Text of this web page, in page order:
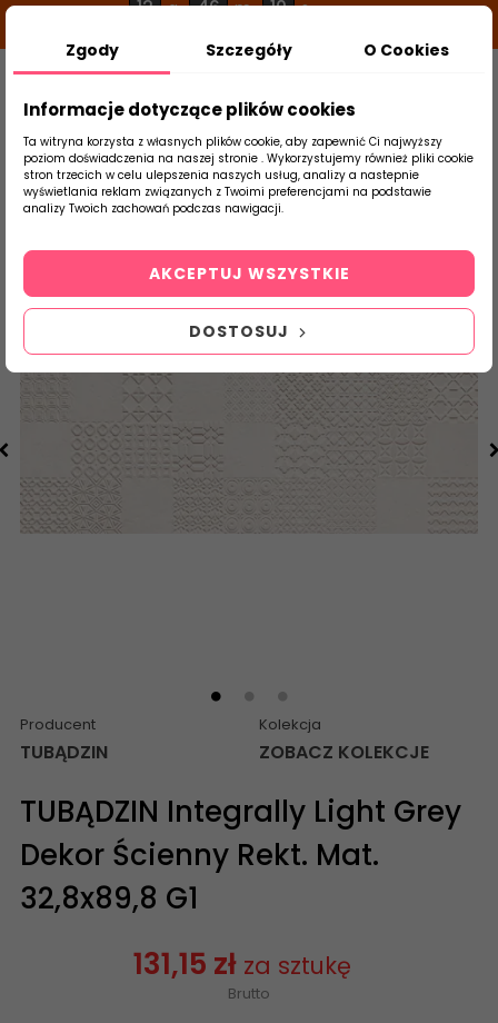
12 g 46 m 09 s
Szukaj
produktu
Strona Główna Płytki Łazienkowe
Producent
TUBĄDZIN
Kolekcja
ZOBACZ KOLEKCJE
TUBĄDZIN Integrally Light Grey
Dekor Ścienny Rekt. Mat.
32,8x89,8 G1
131,15 zł za sztukę
Brutto
Zgody Szczegóły O Cookies
Informacje dotyczące plików cookies
Ta witryna korzysta z własnych plików cookie, aby zapewnić Ci najwyższy
poziom doświadczenia na naszej stronie . Wykorzystujemy również pliki cookie
stron trzecich w celu ulepszenia naszych usług, analizy a nastepnie
wyświetlania reklam związanych z Twoimi preferencjami na podstawie
analizy Twoich zachowań podczas nawigacji.
DOSTOSUJ
AKCEPTUJ WSZYSTKIE